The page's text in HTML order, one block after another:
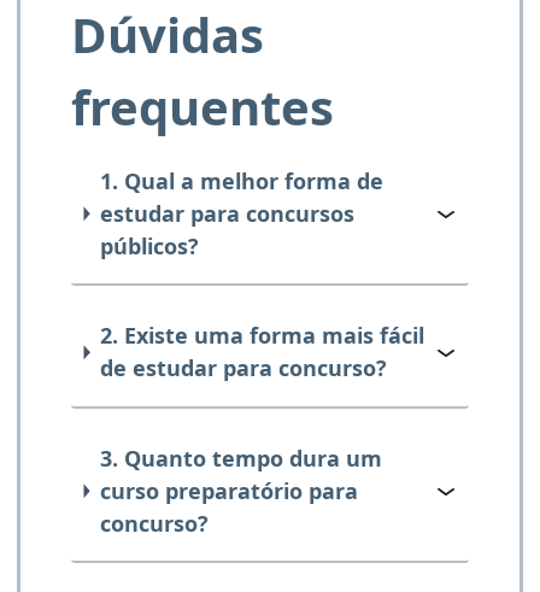
Dúvidas
frequentes
1. Qual a melhor forma de
estudar para concursos
públicos?
2. Existe uma forma mais fácil
de estudar para concurso?
3. Quanto tempo dura um
curso preparatório para
concurso?